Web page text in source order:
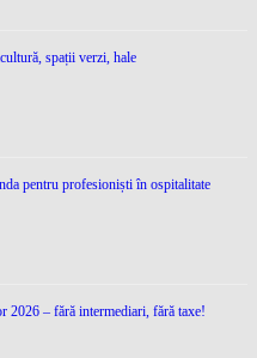
spații verzi, hale
pentru profesioniști în ospitalitate
2026 – fără intermediari, fără taxe!